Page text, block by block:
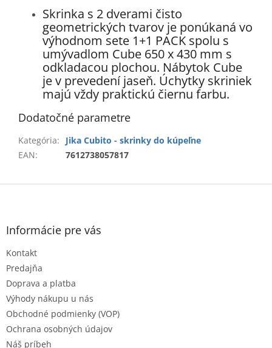
Skrinka s 2 dverami čisto
geometrických tvarov je ponúkaná vo
výhodnom sete 1+1 PACK spolu s
umývadlom Cube 650 x 430 mm s
odkladacou plochou. Nábytok Cube
je v prevedení jaseň. Úchytky skriniek
majú vždy praktickú čiernu farbu.
Dodatočné parametre
Kategória:
Jika Cubito - skrinky do kúpeľne
EAN: 7612738057817
Z
Informácie pre vás
Kontakt
Predajňa
Doprava a platba
Výhody nákupu u nás
Obchodné podmienky (VOP)
Ochrana osobných údajov
Náš príbeh